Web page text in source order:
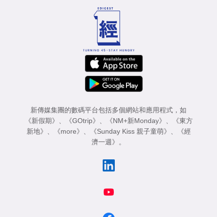
新傳媒集團的數碼平台包括多個網站和應用程式，如
《新假期》 、 《GOtrip》 、 《NM+新Monday》 、
《東方
新地》 、 《more》 、 《Sunday Kiss 親子童萌》 、
《經
濟一週》 。